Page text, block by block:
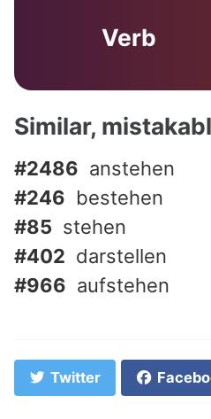
Verb
Similar,
#2486 anstehen
#246 bestehen
#85 stehen
#402 darstellen
#966 aufstehen
Twitter